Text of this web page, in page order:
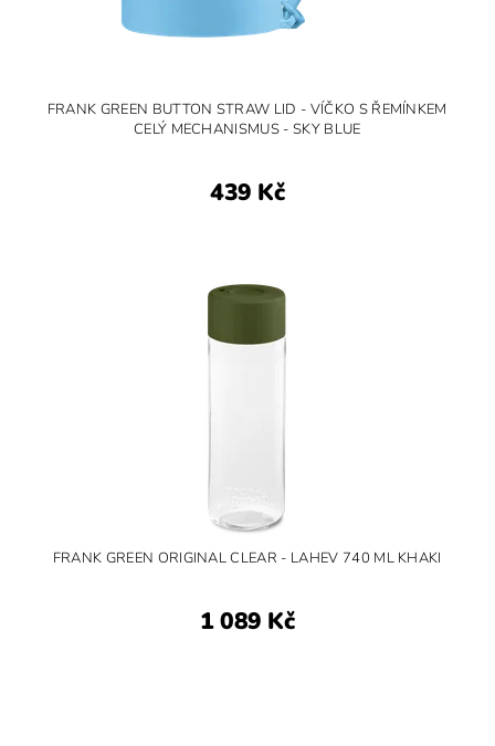
FRANK GREEN BUTTON STRAW LID - VÍČKO S ŘEMÍNKEM
CELÝ MECHANISMUS - SKY BLUE
439 Kč
FRANK GREEN ORIGINAL CLEAR - LAHEV 740 ML KHAKI
1 089 Kč